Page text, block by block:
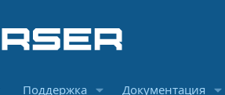
Поддержка Документация